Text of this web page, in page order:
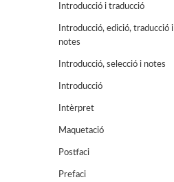
Introducció i traducció
Introducció, edició, traducció i
notes
Introducció, selecció i notes
Introducció
Intèrpret
Maquetació
Postfaci
Prefaci